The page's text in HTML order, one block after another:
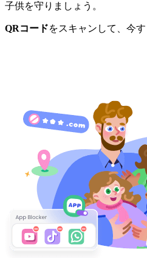
子供を守りましょう。
QRコードをスキャンして、今